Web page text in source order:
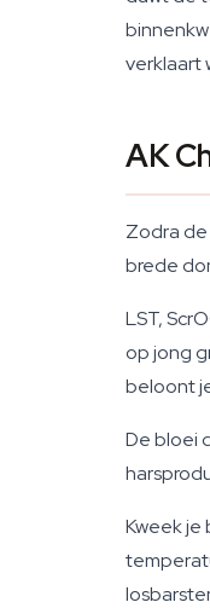
verklaart
AK
Zodra
brede
LST,
op jong
beloont
De bloei
Kweek je